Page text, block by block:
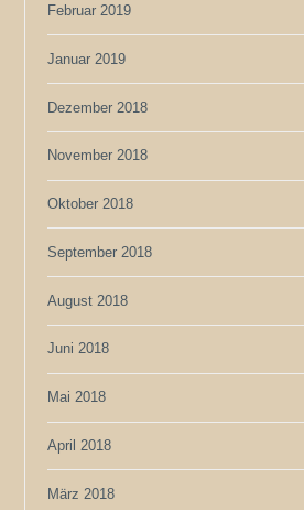
Februar 2019
Januar 2019
Dezember 2018
November 2018
Oktober 2018
September 2018
August 2018
Juni 2018
Mai 2018
April 2018
März 2018